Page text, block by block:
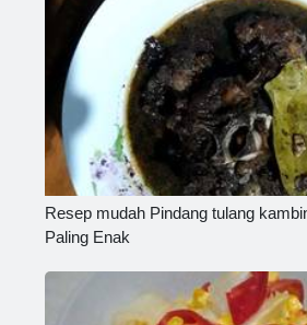
Resep mudah Pindang tulang
Paling Enak